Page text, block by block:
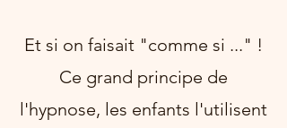
Et si on faisait "comme si ..." !
Ce grand principe de
l'hypnose, les enfants l'utilisent